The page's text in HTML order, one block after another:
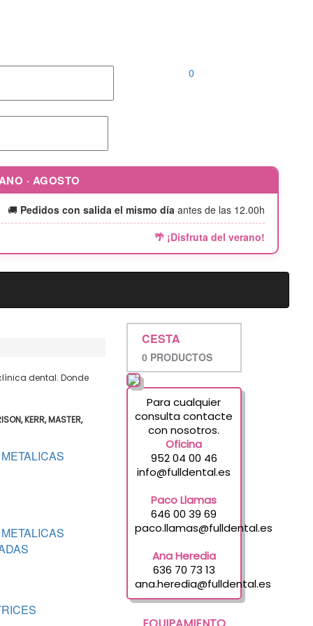
0
· AGOSTO
🚚 Pedidos con salida el mismo día antes de las 12.00h
🌴 ¡Disfruta del verano!
dental. Donde
KERR, MASTER,
CESTA
0 PRODUCTOS
Para cualquier
consulta contacte
con nosotros.
Oficina
952 04 00 46
info@fulldental.es
Paco Llamas
646 00 39 69
paco.llamas@fulldental.es
Ana Heredia
636 70 73 13
ana.heredia@fulldental.es